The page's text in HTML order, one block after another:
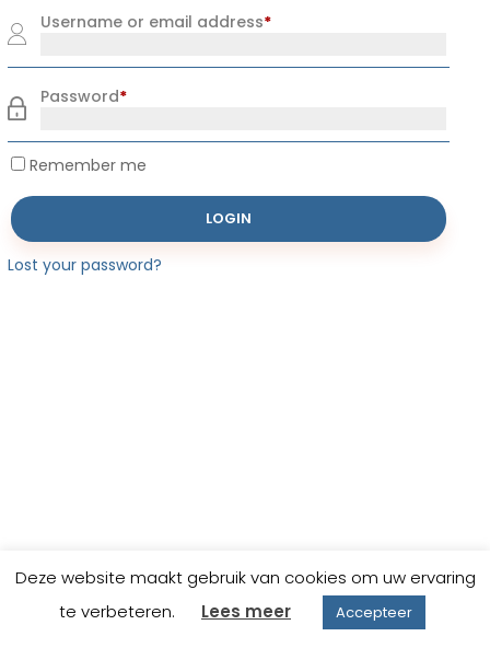
Username or email address*
Password*
Remember me
Lost your password?
Winkelmand Mijn Account
Deze website maakt gebruik van cookies om uw ervaring
te verbeteren.
Lees meer Accepteer